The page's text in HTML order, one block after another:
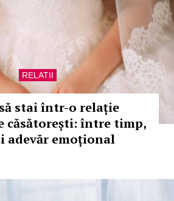
RELATII
stai într-o relație
căsătorești: între timp,
adevăr emoțional